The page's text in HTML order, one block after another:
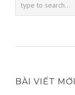
BÀI VIẾT MỚI